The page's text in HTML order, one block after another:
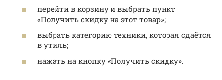
перейти в корзину и выбрать пункт
«Получить скидку на этот товар»;
выбрать категорию техники, которая сдаётся
в утиль;
нажать на кнопку «Получить скидку».